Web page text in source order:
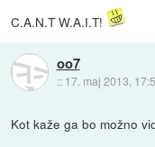
C.A.N.T W.A.I.T!
oo7
:: 17. maj 2013,
Kot kaže ga bo možno